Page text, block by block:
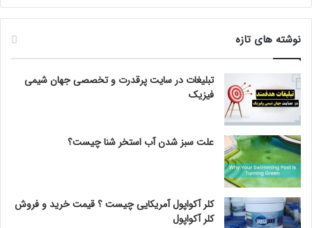
نوشته های تازه
تبلیغات در سایت پرقدرت و تخصصی جهان شیمی
فیزیک
علت سبز شدن آب استخر شنا چیست؟
کلر آکواپول آمریکایی چیست ؟ قیمت خرید و فروش
کلر آکواپول